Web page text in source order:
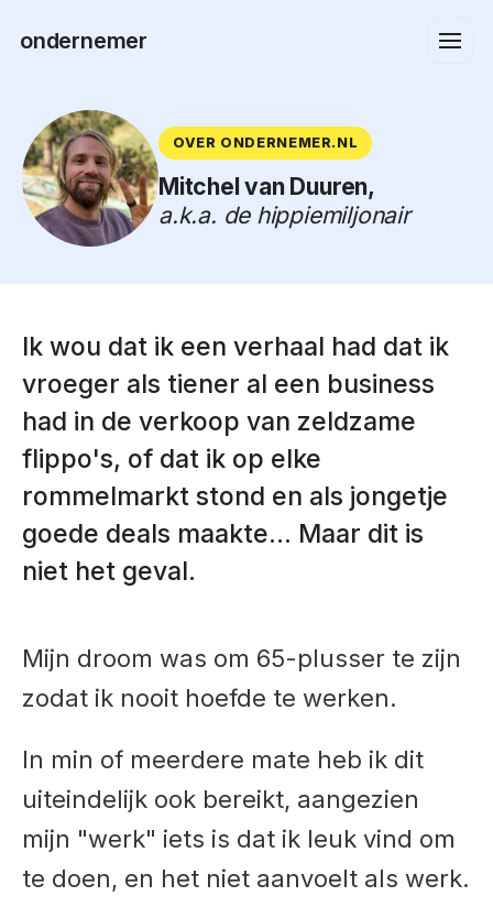
ondernemer
OVER ONDERNEMER.NL
Mitchel van Duuren,
a.k.a. de hippiemiljonair
Ik wou dat ik een verhaal had dat ik
vroeger als tiener al een business
had in de verkoop van zeldzame
flippo's, of dat ik op elke
rommelmarkt stond en als jongetje
goede deals maakte… Maar dit is
niet het geval.
Mijn droom was om 65-plusser te zijn
zodat ik nooit hoefde te werken.
In min of meerdere mate heb ik dit
uiteindelijk ook bereikt, aangezien
mijn "werk" iets is dat ik leuk vind om
te doen, en het niet aanvoelt als werk.